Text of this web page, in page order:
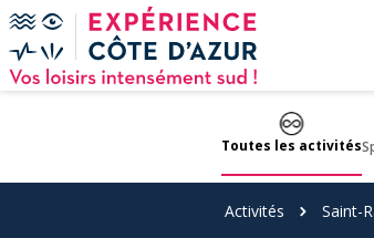
Panneau de gestion des cookies
Toutes les activités
Activités Saint-